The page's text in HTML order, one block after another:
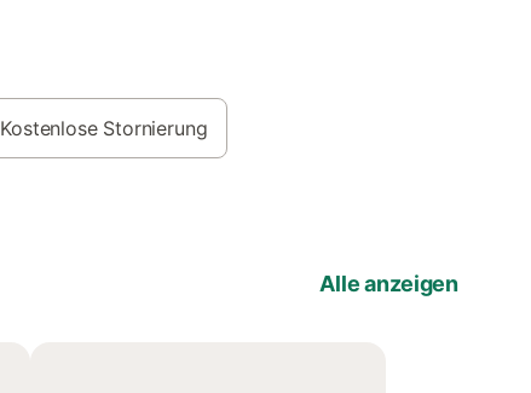
Kostenlose Stornierung
Alle anzeigen